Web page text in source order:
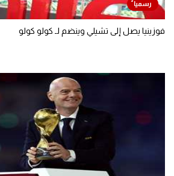
فوزينيا يصل إلى تشيلي وينضم لـ كولو كولو